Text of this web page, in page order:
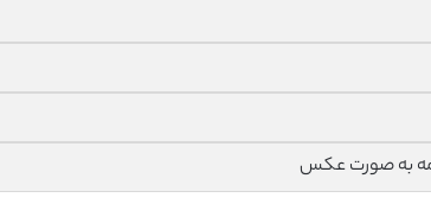
به صورت عکس